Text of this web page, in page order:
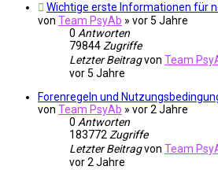
Wichtige erste Informationen für
von Team PsyAb » vor 5 Jahre
0 Antworten
79844 Zugriffe
Letzter Beitragvon Team
vor 5 Jahre
Forenregeln und
von Team PsyAb » vor 2 Jahre
0 Antworten
183772 Zugriffe
Letzter Beitragvon Team
vor 2 Jahre